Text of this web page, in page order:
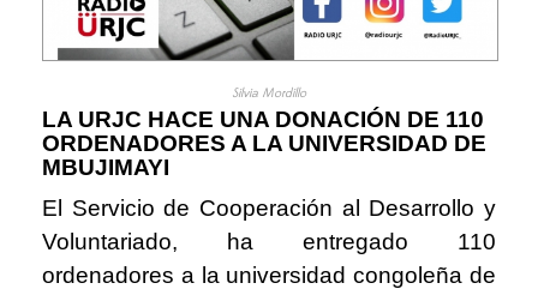
Silvia Mordillo
LA URJC HACE UNA DONACIÓN DE 110
ORDENADORES A LA UNIVERSIDAD DE
MBUJIMAYI
El Servicio de Cooperación al Desarrollo y
Voluntariado, ha entregado 110
ordenadores a la universidad congoleña de